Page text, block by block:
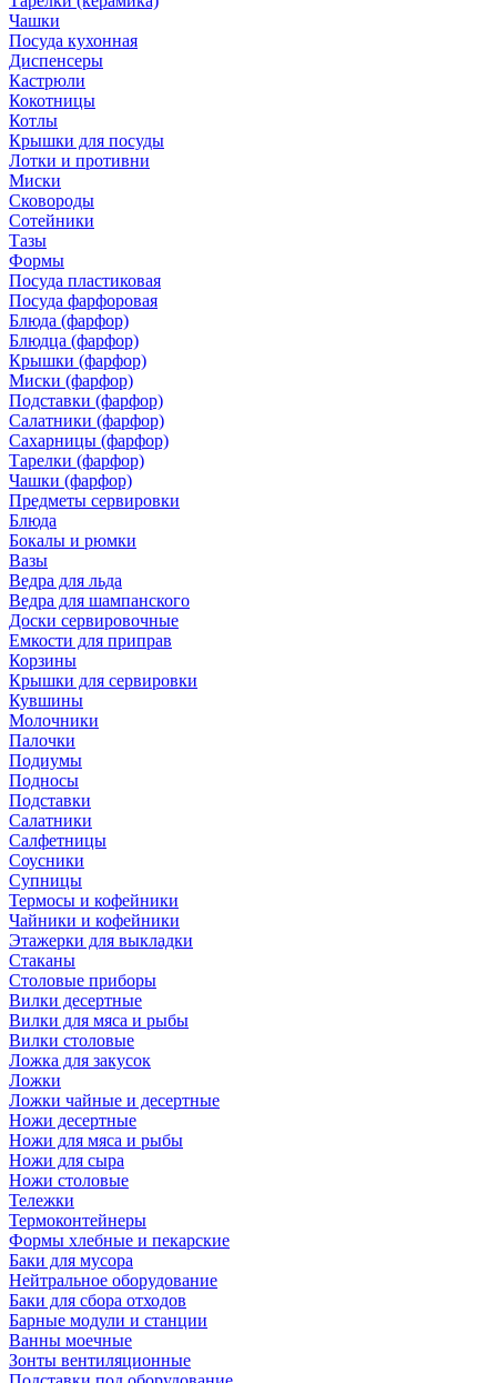
Чашки
Посуда кухонная
Диспенсеры
Кастрюли
Кокотницы
Котлы
Крышки для посуды
Лотки и противни
Миски
Сковороды
Сотейники
Тазы
Формы
Посуда пластиковая
Посуда фарфоровая
Блюда (фарфор)
Блюдца (фарфор)
Крышки (фарфор)
Миски (фарфор)
Подставки (фарфор)
Салатники (фарфор)
Сахарницы (фарфор)
Тарелки (фарфор)
Чашки (фарфор)
Предметы сервировки
Блюда
Бокалы и рюмки
Вазы
Ведра для льда
Ведра для шампанского
Доски сервировочные
Емкости для приправ
Корзины
Крышки для сервировки
Кувшины
Молочники
Палочки
Подиумы
Подносы
Подставки
Салатники
Салфетницы
Соусники
Супницы
Термосы и кофейники
Чайники и кофейники
Этажерки для выкладки
Стаканы
Столовые приборы
Вилки десертные
Вилки для мяса и рыбы
Вилки столовые
Ложка для закусок
Ложки
Ложки чайные и десертные
Ножи десертные
Ножи для мяса и рыбы
Ножи для сыра
Ножи столовые
Тележки
Термоконтейнеры
Формы хлебные и пекарские
Баки для мусора
Нейтральное оборудование
Баки для сбора отходов
Барные модули и станции
Ванны моечные
Зонты вентиляционные